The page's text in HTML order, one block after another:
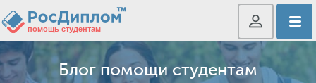
Блог помощи студентам